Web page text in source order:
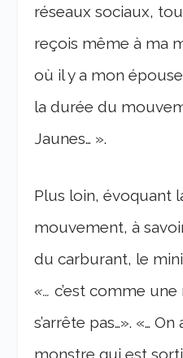
réseaux sociaux,
reçois même à ma
où il y a mon
la durée du
Jaunes… ».
Plus loin, évoquant
mouvement, à
du carburant, le
«… c’est comme
s’arrête pas…». «…
monstre qui est